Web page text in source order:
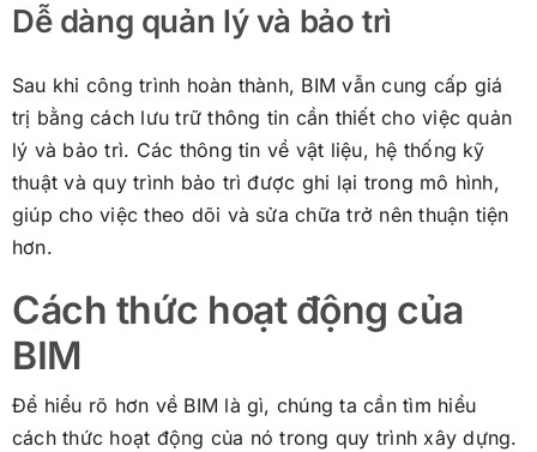
Dễ dàng quản lý và bảo trì
Sau khi công trình hoàn thành, BIM vẫn cung cấp giá
trị bằng cách lưu trữ thông tin cần thiết cho việc quản
lý và bảo trì. Các thông tin về vật liệu, hệ thống kỹ
thuật và quy trình bảo trì được ghi lại trong mô hình,
giúp cho việc theo dõi và sửa chữa trở nên thuận tiện
hơn.
Cách thức hoạt động của
BIM
Để hiểu rõ hơn về BIM là gì, chúng ta cần tìm hiểu
cách thức hoạt động của nó trong quy trình xây dựng.